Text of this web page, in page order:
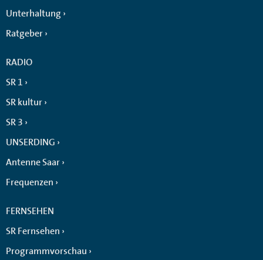
Unterhaltung
Ratgeber
RADIO
SR 1
SR kultur
SR 3
UNSERDING
Antenne Saar
Frequenzen
FERNSEHEN
SR Fernsehen
Programmvorschau